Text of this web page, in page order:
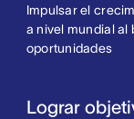
Impulsar el
a nivel mundial al
oportunidades
Lograr